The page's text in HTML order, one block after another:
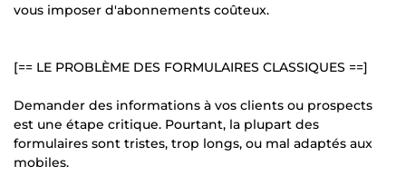
vous imposer d'abonnements coûteux.
[== LE PROBLÈME DES FORMULAIRES CLASSIQUES ==]
Demander des informations à vos clients ou prospects
est une étape critique. Pourtant, la plupart des
formulaires sont tristes, trop longs, ou mal adaptés aux
mobiles.